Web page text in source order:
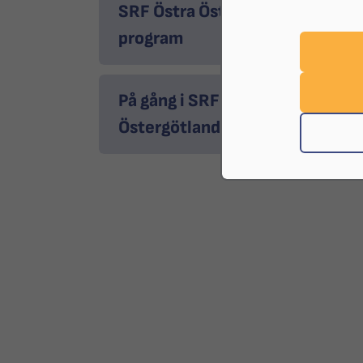
SRF Östra Östergötland
program
På gång i SRF Östra
Östergötland